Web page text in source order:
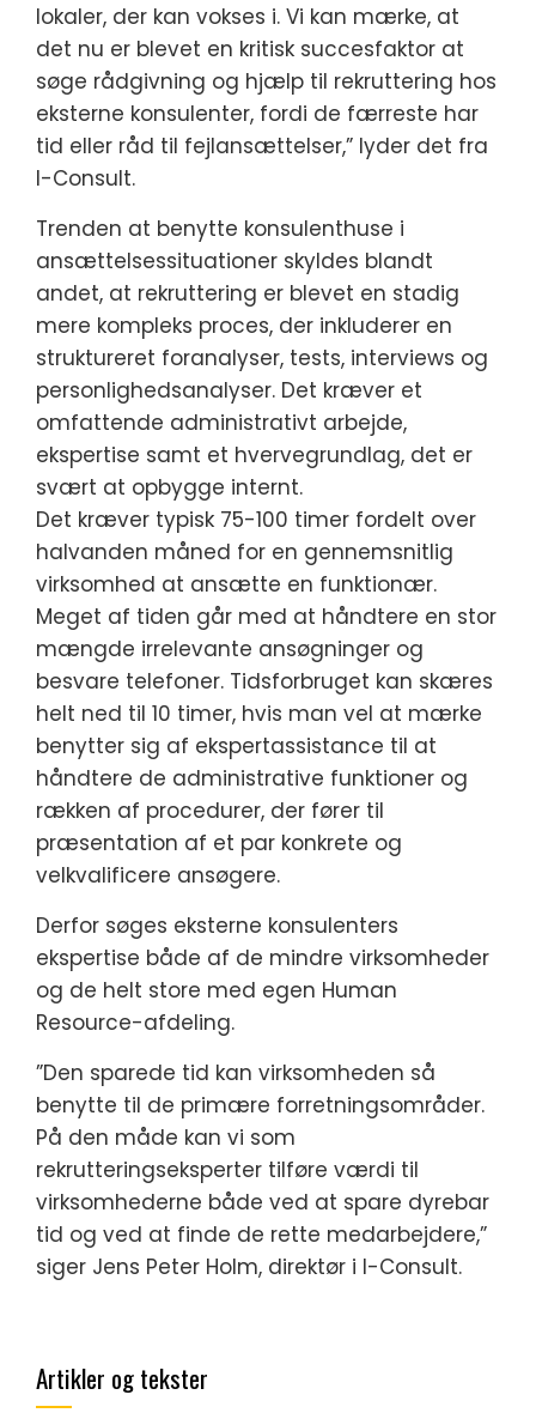
lokaler, der kan vokses i. Vi kan mærke, at
det nu er blevet en kritisk succesfaktor at
søge rådgivning og hjælp til rekruttering hos
eksterne konsulenter, fordi de færreste har
tid eller råd til fejlansættelser,” lyder det fra
I-Consult.
Trenden at benytte konsulenthuse i
ansættelsessituationer skyldes blandt
andet, at rekruttering er blevet en stadig
mere kompleks proces, der inkluderer en
struktureret foranalyser, tests, interviews og
personlighedsanalyser. Det kræver et
omfattende administrativt arbejde,
ekspertise samt et hvervegrundlag, det er
svært at opbygge internt.
Det kræver typisk 75-100 timer fordelt over
halvanden måned for en gennemsnitlig
virksomhed at ansætte en funktionær.
Meget af tiden går med at håndtere en stor
mængde irrelevante ansøgninger og
besvare telefoner. Tidsforbruget kan skæres
helt ned til 10 timer, hvis man vel at mærke
benytter sig af ekspertassistance til at
håndtere de administrative funktioner og
rækken af procedurer, der fører til
præsentation af et par konkrete og
velkvalificere ansøgere.
Derfor søges eksterne konsulenters
ekspertise både af de mindre virksomheder
og de helt store med egen Human
Resource-afdeling.
”Den sparede tid kan virksomheden så
benytte til de primære forretningsområder.
På den måde kan vi som
rekrutteringseksperter tilføre værdi til
virksomhederne både ved at spare dyrebar
tid og ved at finde de rette medarbejdere,”
siger Jens Peter Holm, direktør i I-Consult.
Artikler og tekster